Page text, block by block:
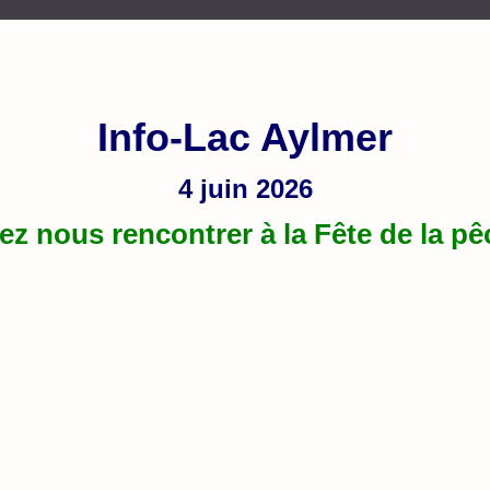
Info-Lac Aylmer
4 juin 2026
nous rencontrer à la Fête de la